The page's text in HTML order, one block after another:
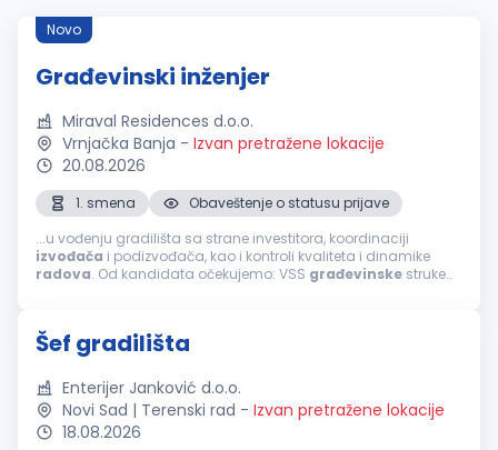
Novo
Građevinski inženjer
Miraval Residences d.o.o.
Vrnjačka Banja - Izvan pretražene lokacije
20.08.2026
1. smena
Obaveštenje o statusu prijave
...u vođenju gradilišta sa strane investitora, koordinaciji
izvođača i podizvođača, kao i kontroli kvaliteta i dinamike
radova
. Od kandidata očekujemo: VSS građevinske struke
Šef gradilišta
Enterijer Janković d.o.o.
Novi Sad | Terenski rad - Izvan pretražene lokacije
18.08.2026